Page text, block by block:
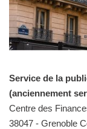
Service de la
(anciennement
Centre des
38047 - Grenoble